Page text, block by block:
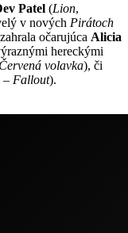
Patel (Lion,
v nových Pirátoch
očarujúca Alicia
hereckými
Červená volavka), či
– Fallout).